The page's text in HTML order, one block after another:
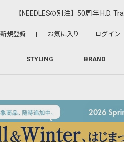
【NEEDLESの別注】50周年 H.D.
STYLING BRAND
新規登録 | お気に入り ログイン